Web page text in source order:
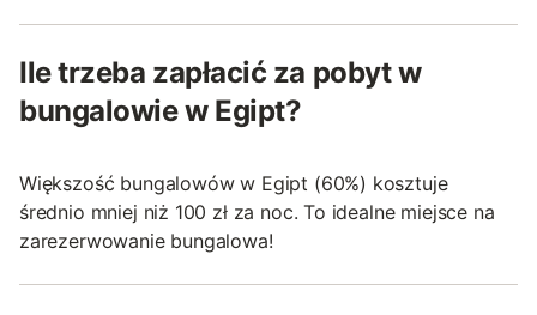
Ile trzeba zapłacić za pobyt w
bungalowie w Egipt?
Większość bungalowów w Egipt (60%) kosztuje
średnio mniej niż 100 zł za noc. To idealne miejsce na
zarezerwowanie bungalowa!